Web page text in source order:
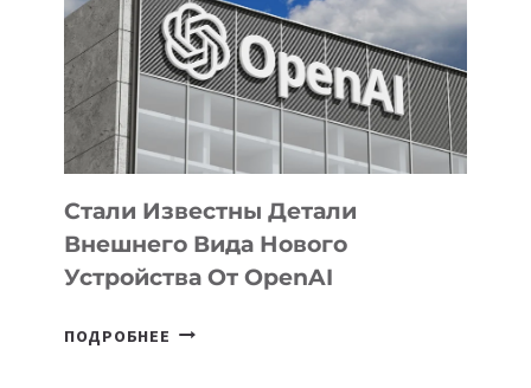
ПО
РАЗВИТИЮ
ЭКОСИСТЕМЫ
ИСКУССТВЕННОГО
ИНТЕЛЛЕКТА
Стали Известны Детали
Внешнего Вида Нового
Устройства От OpenAI
ПОДРОБНЕЕ СТАЛИ